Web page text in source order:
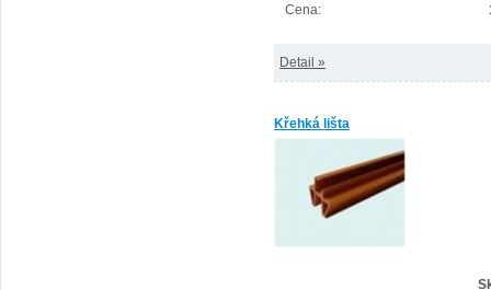
Cena:
Detail »
Křehká lišta